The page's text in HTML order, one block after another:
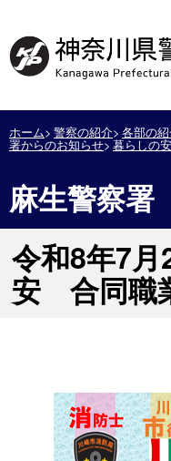
ホーム 警察の紹介 各部の
署からのお知らせ 暮らしの
麻生警察署
令和8年7
安 合同職